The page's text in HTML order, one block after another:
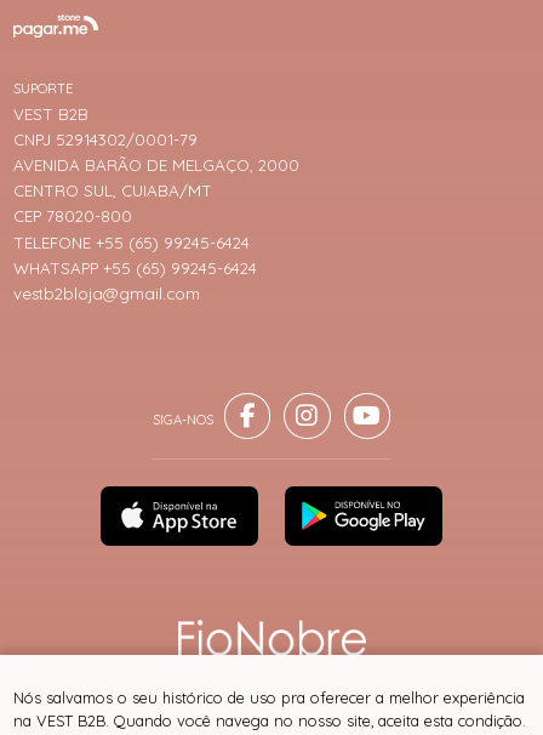
SUPORTE
VEST B2B
CNPJ 52914302/0001-79
AVENIDA BARÃO DE MELGAÇO, 2000
CENTRO SUL, CUIABA/MT
CEP 78020-800
TELEFONE +55 (65) 99245-6424
WHATSAPP +55 (65) 99245-6424
vestb2bloja@gmail.com
® TODOS DIREITOS RESERVADOS
Nós salvamos o seu histórico de uso pra oferecer a melhor experiência
na VEST B2B. Quando você navega no nosso site, aceita esta condição.